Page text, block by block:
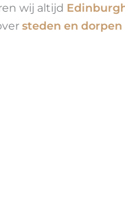
wij altijd
steden en